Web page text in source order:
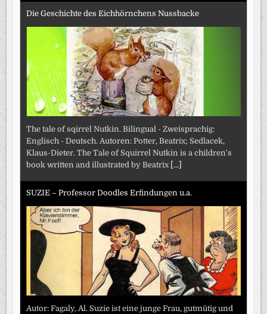
Die Geschichte des Eichhörnchens Nussbacke
The tale of sqirrel Nutkin. Bilingual - Zweisprachig:
Englisch - Deutsch. Autoren: Potter, Beatrix; Sedlacek,
Klaus-Dieter. The Tale of Squirrel Nutkin is a children's
book written and illustrated by Beatrix [...]
SUZIE – Professor Doodles Erfindungen u.a.
Autor: Fagaly, Al. Suzie ist eine junge Frau, gutmütig und